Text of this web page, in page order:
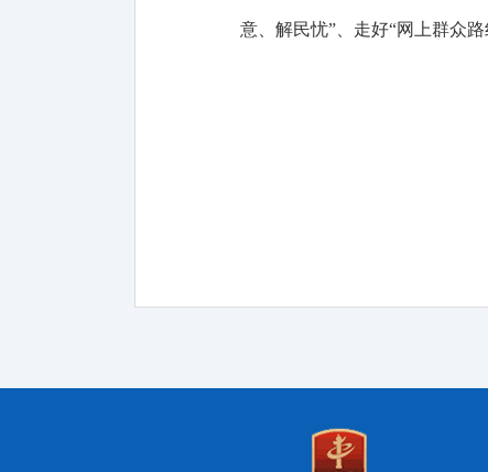
意、解民忧”、走好“网上群众路